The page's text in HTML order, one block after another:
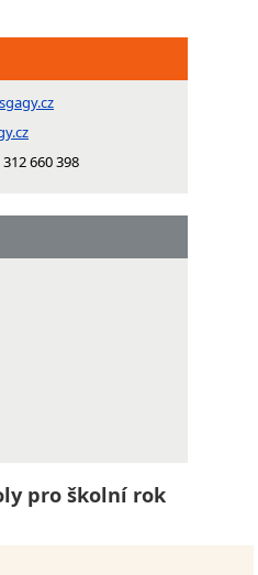
660 398
pro školní rok